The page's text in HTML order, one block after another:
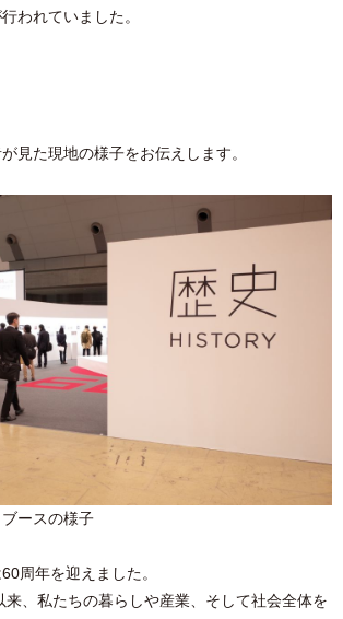
われていました。
見た現地の様子をお伝えします。
ブースの様子
周年を迎えました。
来、私たちの暮らしや産業、そして社会全体を